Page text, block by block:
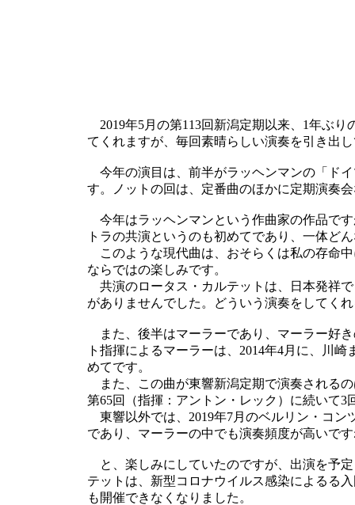
2019年5月の第113回新潟定期以来、1年ぶ
てくれますが、毎回素晴らしい演奏を引き出
今年の演目は、前半がラッヘンマンの「ド
す。ノットの回は、定番曲のほかに定期演奏
今年はラッヘンマンという作曲家の作品で
トラの共演というのも初めてであり、一体ど
このような現代曲は、おそらくは私の存命
ならではの楽しみです。
共演のロータス・カルテットは、日本発祥
がありませんでした。どういう演奏をしてく
また、後半はマーラーであり、マーラー好
ト指揮によるマーラーは、2014年4月に、川
めてです。
また、この曲が東響新潟定期で演奏されるの
第65回（指揮：アントン・レック）に続いて3
東響以外では、2019年7月のベルリン・コン
であり、マーラーの中でも演奏頻度が高いで
と、楽しみにしていたのですが、出演を予
テットは、新型コロナウイルス感染によるる
も開催できなくなりました。